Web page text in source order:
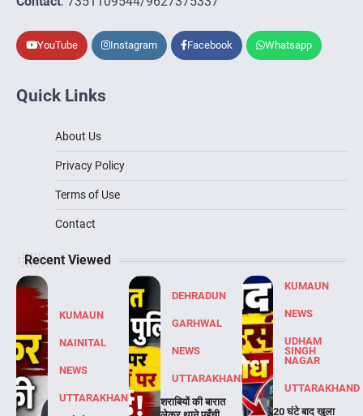
YouTube Instagram Facebook Whatsapp
Quick Links
About Us
Privacy Policy
Terms of Use
Contact
Recent Viewed
KUMAUN
NAINITAL
NEWS
UTTARAKHAND
DEHRADUN
GARHWAL
NEWS
UTTARAKHAND
शराबियों की बारात
KUMAUN
NEWS
UDHAM
SINGH
NAGAR
UTTARAKHAND
20 घंटे बाद खुला